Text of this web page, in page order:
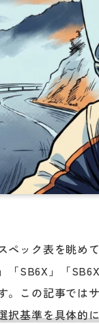
ペック表を眺め
SB6X」「
。この記事では
択基準を具体的